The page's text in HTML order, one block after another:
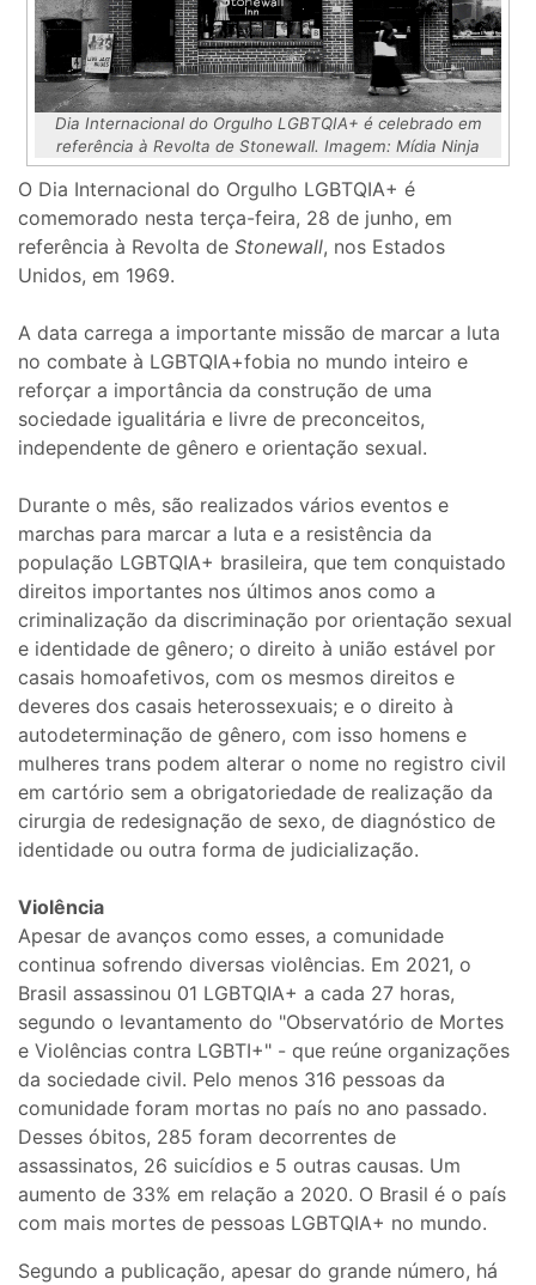
Dia Internacional do Orgulho LGBTQIA+ é celebrado em
referência à Revolta de Stonewall. Imagem: Mídia Ninja
O Dia Internacional do Orgulho LGBTQIA+ é
comemorado nesta terça-feira, 28 de junho, em
referência à Revolta de Stonewall, nos Estados
Unidos, em 1969.
A data carrega a importante missão de marcar a luta
no combate à LGBTQIA+fobia no mundo inteiro e
reforçar a importância da construção de uma
sociedade igualitária e livre de preconceitos,
independente de gênero e orientação sexual.
Durante o mês, são realizados vários eventos e
marchas para marcar a luta e a resistência da
população LGBTQIA+ brasileira, que tem conquistado
direitos importantes nos últimos anos como a
criminalização da discriminação por orientação sexual
e identidade de gênero; o direito à união estável por
casais homoafetivos, com os mesmos direitos e
deveres dos casais heterossexuais; e o direito à
autodeterminação de gênero, com isso homens e
mulheres trans podem alterar o nome no registro civil
em cartório sem a obrigatoriedade de realização da
cirurgia de redesignação de sexo, de diagnóstico de
identidade ou outra forma de judicialização.
Violência
Apesar de avanços como esses, a comunidade
continua sofrendo diversas violências. Em 2021, o
Brasil assassinou 01 LGBTQIA+ a cada 27 horas,
segundo o levantamento do "Observatório de Mortes
e Violências contra LGBTI+" - que reúne organizações
da sociedade civil. Pelo menos 316 pessoas da
comunidade foram mortas no país no ano passado.
Desses óbitos, 285 foram decorrentes de
assassinatos, 26 suicídios e 5 outras causas. Um
aumento de 33% em relação a 2020. O Brasil é o país
com mais mortes de pessoas LGBTQIA+ no mundo.
Segundo a publicação, apesar do grande número, há